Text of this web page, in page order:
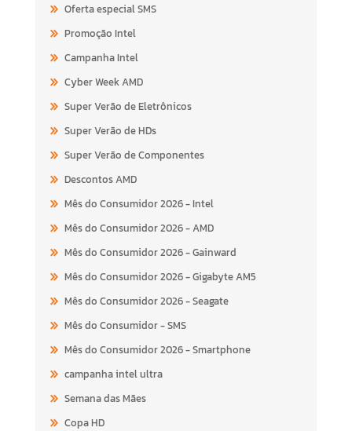
Oferta especial SMS
Promoção Intel
Campanha Intel
Cyber Week AMD
Super Verão de Eletrônicos
Super Verão de HDs
Super Verão de Componentes
Descontos AMD
Mês do Consumidor 2026 - Intel
Mês do Consumidor 2026 - AMD
Mês do Consumidor 2026 - Gainward
Mês do Consumidor 2026 - Gigabyte AM5
Mês do Consumidor 2026 - Seagate
Mês do Consumidor - SMS
Mês do Consumidor 2026 - Smartphone
campanha intel ultra
Semana das Mães
Copa HD